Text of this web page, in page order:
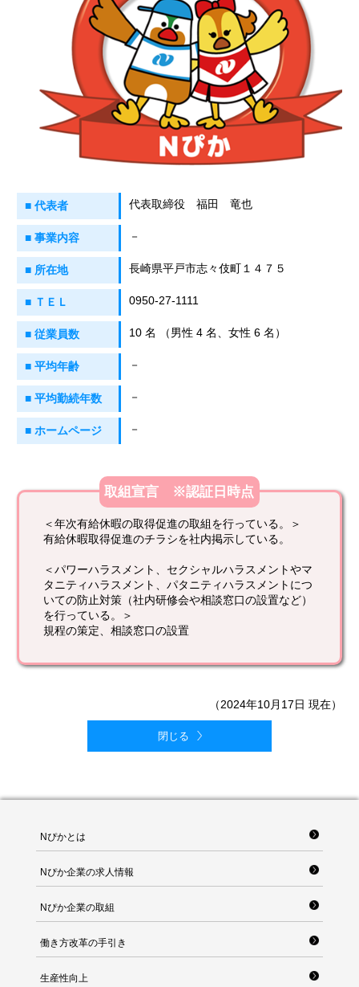
■ 代表者 代表取締役 福田 竜也
■ 事業内容 －
■ 所在地 長崎県平戸市志々伎町１４７５
■ ＴＥＬ 0950-27-1111
■ 従業員数 10 名 （男性 4 名、女性 6 名）
■ 平均年齢 －
■ 平均勤続年数 －
■ ホームページ －
取組宣言 ※認証日時点
＜年次有給休暇の取得促進の取組を行っている。＞
有給休暇取得促進のチラシを社内掲示している。
＜パワーハラスメント、セクシャルハラスメントやマ
タニティハラスメント、パタニティハラスメントにつ
いての防止対策（社内研修会や相談窓口の設置など）
を行っている。＞
規程の策定、相談窓口の設置
（2024年10月17日 現在）
閉じる
Nぴかとは
Nぴか企業の求人情報
Nぴか企業の取組
働き方改革の手引き
生産性向上